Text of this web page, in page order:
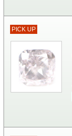
PICK UP